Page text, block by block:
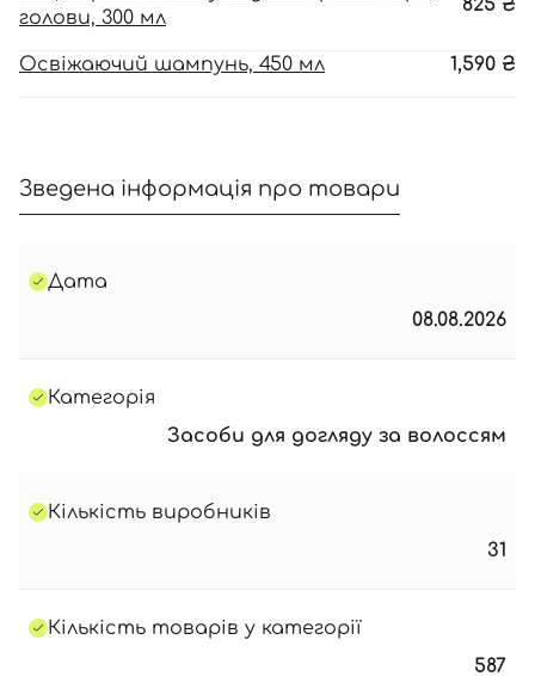
голови, 300 мл
825 ₴
Освіжаючий шампунь, 450 мл 1,590 ₴
Зведена інформація про товари
Дата
08.08.2026
Категорія
Засоби для догляду за волоссям
Кількість виробників
31
Кількість товарів у категорії
587